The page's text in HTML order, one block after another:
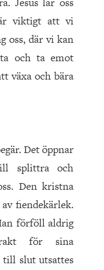
viktigt att vi
oss, där vi kan
och ta emot
växa och bära
Det öppnar
splittra och
Den kristna
fiendekärlek.
förföll aldrig
för sina
till slut utsattes